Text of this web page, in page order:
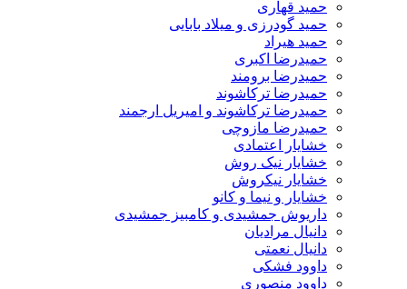
حمید قهاری
حمید گودرزی و میلاد بابایی
حمید هیراد
حمیدرضا اکبری
حمیدرضا برومند
حمیدرضا ترکاشوند
حمیدرضا ترکاشوند و امیریل ارجمند
حمیدرضا مازوچی
خشایار اعتمادی
خشایار نیک روش
خشایار نیکروش
خشایار و نیما و کانو
داریوش جمشیدی و کامبیز جمشیدی
دانیال مرادیان
دانیال نعمتی
داوود فشکی
داوود منصوری